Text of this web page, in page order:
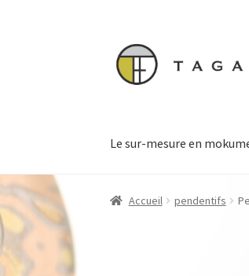
Aller
la
Aller
au
contenu
Le sur-mesure en
Accueil pendentifs